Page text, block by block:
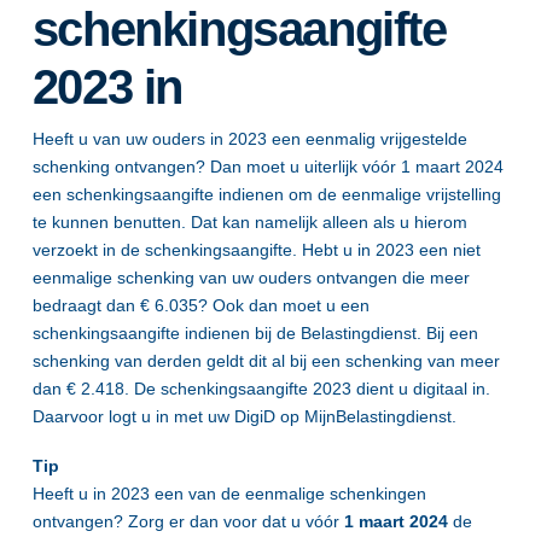
schenkingsaangifte
2023 in
Heeft u van uw ouders in 2023 een eenmalig vrijgestelde
schenking ontvangen? Dan moet u uiterlijk vóór 1 maart 2024
een schenkingsaangifte indienen om de eenmalige vrijstelling
te kunnen benutten. Dat kan namelijk alleen als u hierom
verzoekt in de schenkingsaangifte. Hebt u in 2023 een niet
eenmalige schenking van uw ouders ontvangen die meer
bedraagt dan € 6.035? Ook dan moet u een
schenkingsaangifte indienen bij de Belastingdienst. Bij een
schenking van derden geldt dit al bij een schenking van meer
dan € 2.418. De schenkingsaangifte 2023 dient u digitaal in.
Daarvoor logt u in met uw DigiD op MijnBelastingdienst.
Tip
Heeft u in 2023 een van de eenmalige schenkingen
ontvangen? Zorg er dan voor dat u vóór1 maart 2024de